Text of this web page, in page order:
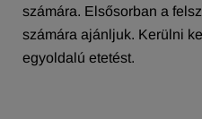
számára. Elsősorban a
számára ajánljuk. Kerülni
egyoldalú etetést.